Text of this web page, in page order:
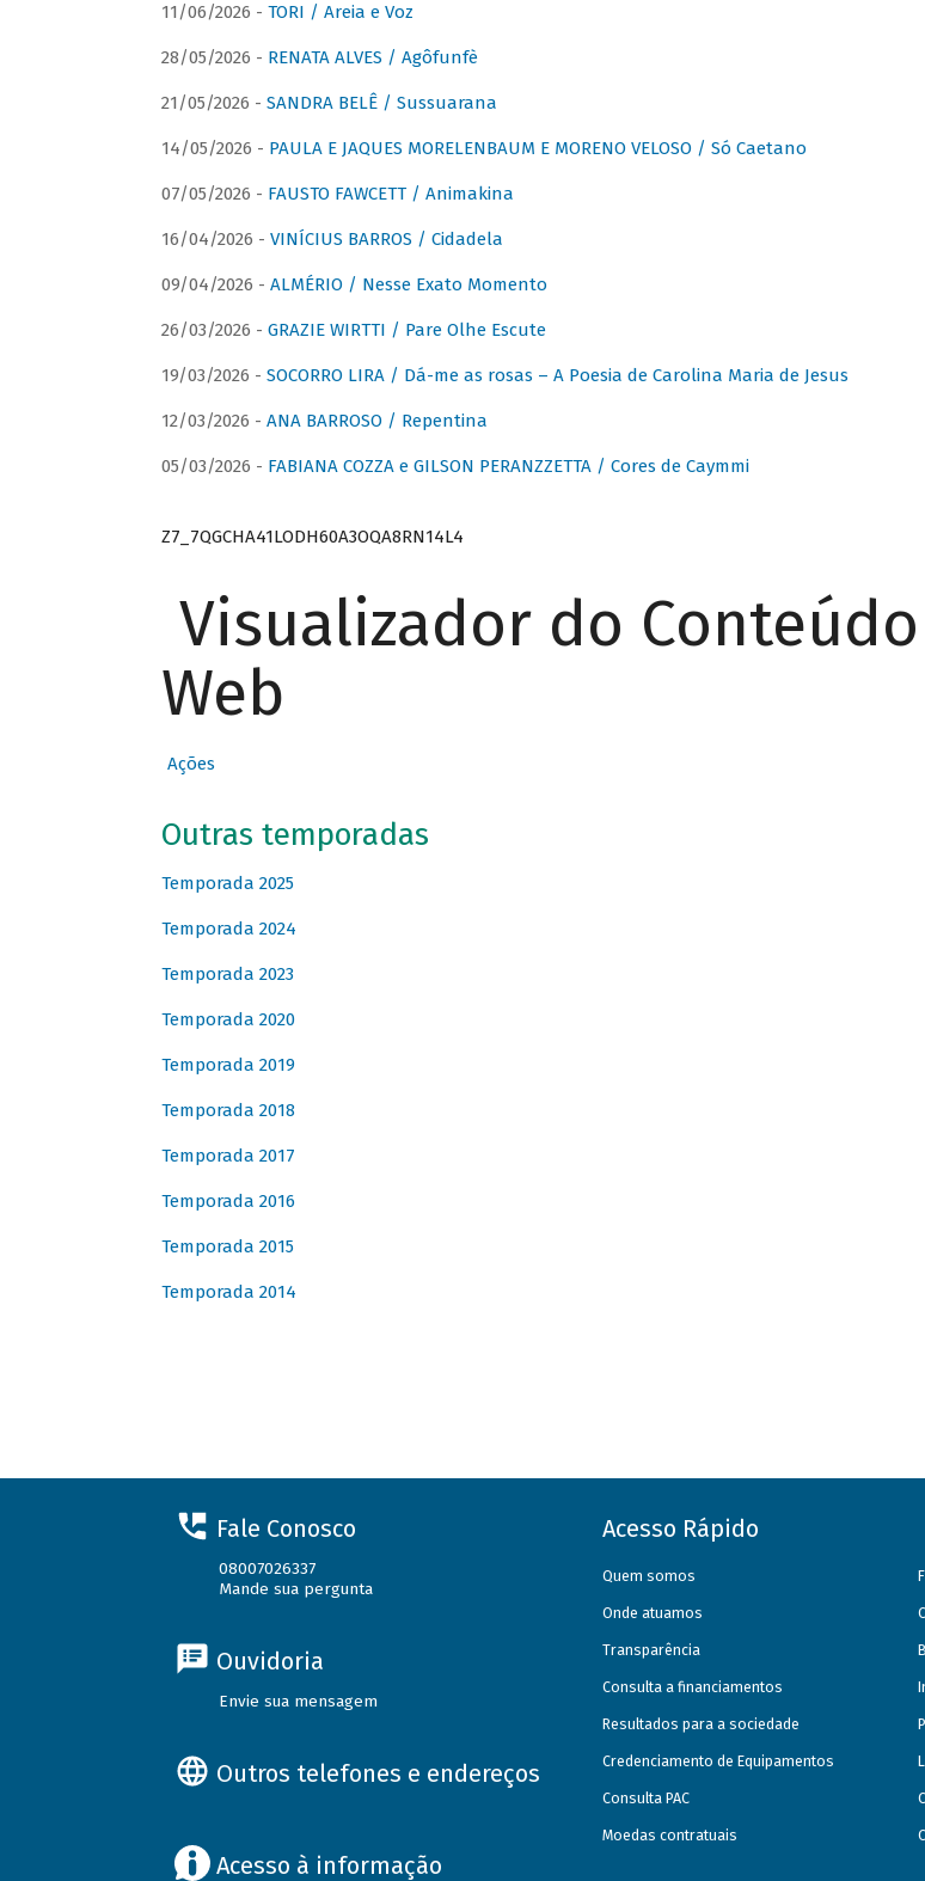
11/06/2026 - TORI / Areia e Voz
28/05/2026 - RENATA ALVES / Agôfunfè
21/05/2026 - SANDRA BELÊ / Sussuarana
14/05/2026 - PAULA E JAQUES MORELENBAUM E MORENO VELOSO / Só Caetano
07/05/2026 - FAUSTO FAWCETT / Animakina
16/04/2026 - VINÍCIUS BARROS / Cidadela
09/04/2026 - ALMÉRIO / Nesse Exato Momento
26/03/2026 - GRAZIE WIRTTI / Pare Olhe Escute
19/03/2026 - SOCORRO LIRA / Dá-me as rosas – A Poesia de Carolina Maria de Jesus
12/03/2026 - ANA BARROSO / Repentina
05/03/2026 - FABIANA COZZA e GILSON PERANZZETTA / Cores de Caymmi
Z7_7QGCHA41LODH60A3OQA8RN14L4
Visualizador do
Web
Ações
Outras temporadas
Temporada 2025
Temporada 2024
Temporada 2023
Temporada 2020
Temporada 2019
Temporada 2018
Temporada 2017
Temporada 2016
Temporada 2015
Temporada 2014
Fale Conosco
08007026337
Mande sua pergunta
Ouvidoria
Envie sua mensagem
Outros telefones e endereços
Acesso à informação
Acesso Rápido
Quem somos
Onde atuamos
Transparência
Consulta a financiamentos
Resultados para a sociedade
Credenciamento de Equipamentos
Consulta PAC
Moedas contratuais